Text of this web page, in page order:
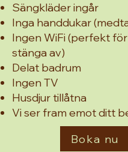
Sängkläder ingår
Inga handdukar
Ingen WiFi (perfekt
stänga av)
Delat badrum
Ingen TV
Husdjur tillåtna
Vi ser fram emot ditt
Boka nu